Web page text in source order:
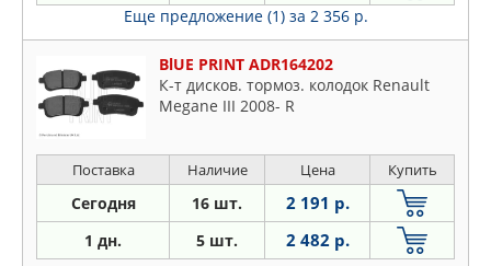
Еще предложение (1) за 2 356 р.
BlUE PRINT ADR164202
К-т дисков. тормоз. колодок Renault
Megane III 2008- R
Поставка Наличие Цена Купить
Сегодня 16 шт. 2 191 р.
1 дн. 5 шт. 2 482 р.